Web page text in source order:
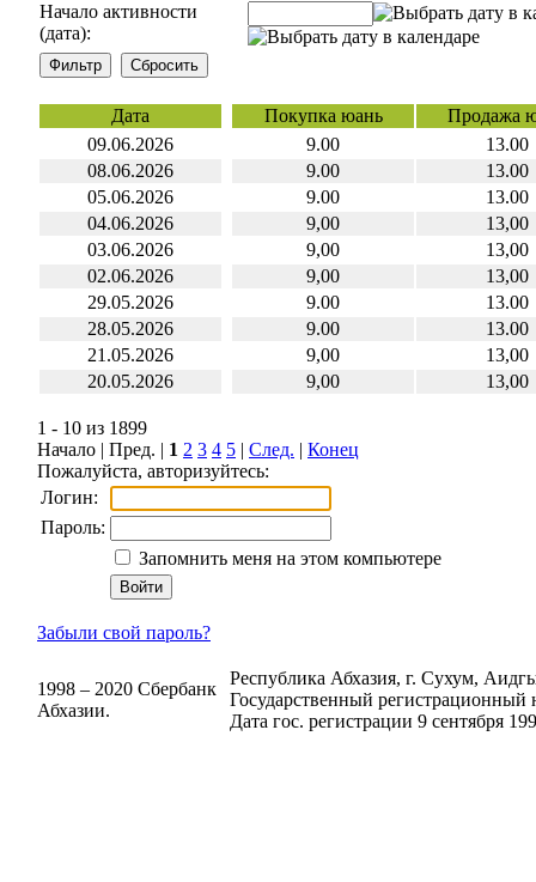
Начало активности
(дата):
Дата Покупка юань
Продажа
09.06.2026
9.00
13.00
08.06.2026
9.00
13.00
05.06.2026
9.00
13.00
04.06.2026
9,00
13,00
03.06.2026
9,00
13,00
02.06.2026
9,00
13,00
29.05.2026
9.00
13.00
28.05.2026
9.00
13.00
21.05.2026
9,00
13,00
20.05.2026
9,00 13,00
1 - 10 из 1899
Начало | Пред. | 1 2 3 4 5 | След. | Конец
Пожалуйста, авторизуйтесь:
Логин:
Пароль:
Запомнить меня на этом компьютере
Забыли свой пароль?
1998 – 2020 Сбербанк
Абхазии.
Республика Абхазия, г. Сухум,
Государственный регистрационный
Дата гос. регистрации 9 сентября